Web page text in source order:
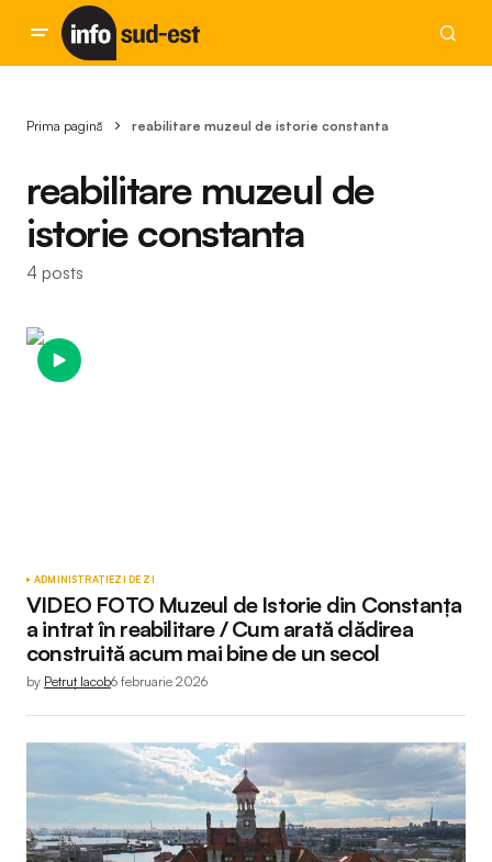
Prima pagină reabilitare muzeul de istorie constanta
reabilitare muzeul de
istorie constanta
4 posts
ADMINISTRAȚIEZI DE ZI
VIDEO FOTO Muzeul de Istorie din Constanța
a intrat în reabilitare / Cum arată clădirea
construită acum mai bine de un secol
by Petruț Iacob6 februarie 2026